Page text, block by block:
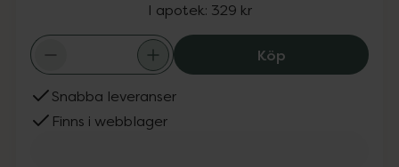
I apotek: 329 kr
KöpNärokällan
Snabba leveranser
Finns i webblager